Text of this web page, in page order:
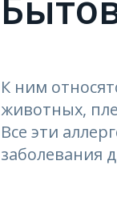
К ним
животных,
Все эти
заболевания